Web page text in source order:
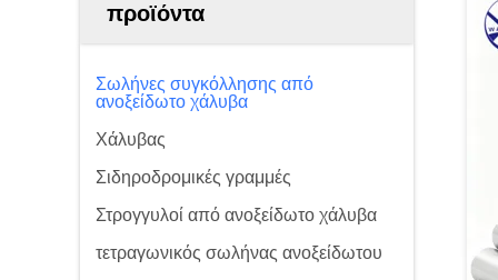
προϊόντα
Σωλήνες συγκόλλησης από
ανοξείδωτο χάλυβα
Χάλυβας
Σιδηροδρομικές γραμμές
Στρογγυλοί από ανοξείδωτο χάλυβα
τετραγωνικός σωλήνας ανοξείδωτου